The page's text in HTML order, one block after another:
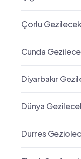
Çorlu
Cunda
Diyarbakır
Dünya
Durres